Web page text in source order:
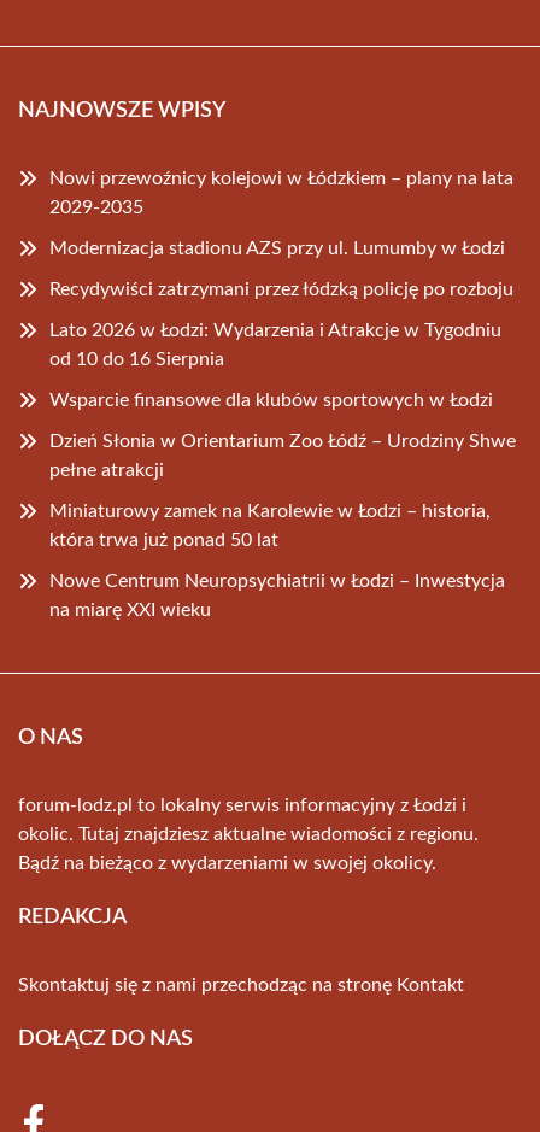
NAJNOWSZE WPISY
Nowi przewoźnicy kolejowi w Łódzkiem – plany na lata
2029-2035
Modernizacja stadionu AZS przy ul. Lumumby w Łodzi
Recydywiści zatrzymani przez łódzką policję po rozboju
Lato 2026 w Łodzi: Wydarzenia i Atrakcje w Tygodniu
od 10 do 16 Sierpnia
Wsparcie finansowe dla klubów sportowych w Łodzi
Dzień Słonia w Orientarium Zoo Łódź – Urodziny Shwe
pełne atrakcji
Miniaturowy zamek na Karolewie w Łodzi – historia,
która trwa już ponad 50 lat
Nowe Centrum Neuropsychiatrii w Łodzi – Inwestycja
na miarę XXI wieku
O NAS
forum-lodz.pl to lokalny serwis informacyjny z Łodzi i
okolic. Tutaj znajdziesz aktualne wiadomości z regionu.
Bądź na bieżąco z wydarzeniami w swojej okolicy.
REDAKCJA
Skontaktuj się z nami przechodząc na stronę Kontakt
DOŁĄCZ DO NAS